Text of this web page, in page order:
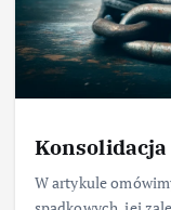
Konsolidacja
W artykule